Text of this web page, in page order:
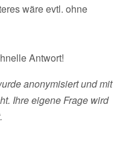
wäre evtl. ohne
Antwort!
anonymisiert und mit
Ihre eigene Frage wird